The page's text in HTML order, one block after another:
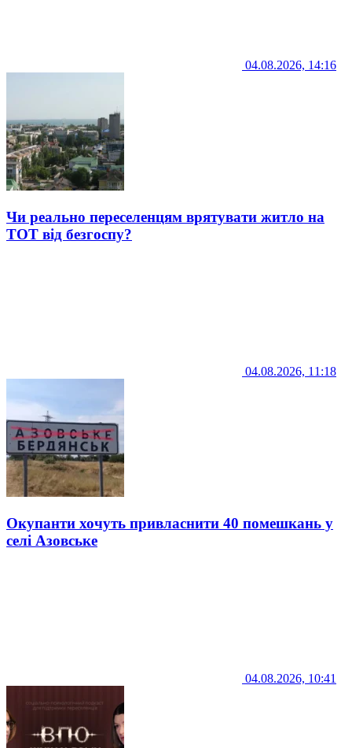
04.08.2026, 14:16
Чи реально переселенцям врятувати житло на
ТОТ від безгоспу?
04.08.2026, 11:18
Окупанти хочуть привласнити 40 помешкань у
селі Азовське
04.08.2026, 10:41